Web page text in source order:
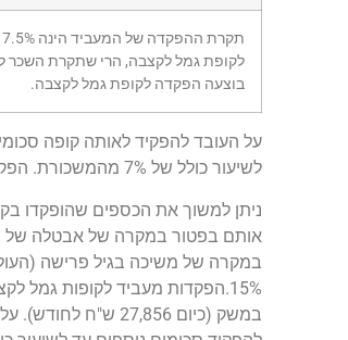
בוצעה הפקדה לקופת גמל לקצבה.
לשיעור כולל של 7% מהמשכורת. הפקדות העובד מקנות לו זיכוי ממס בשיעור של 25% מסכום ההפקדה.